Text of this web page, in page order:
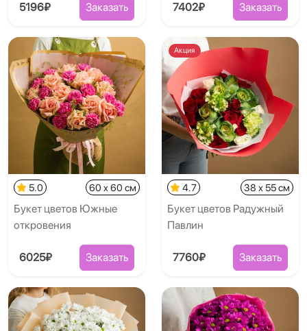
5196₽ Заказать 7402₽ Заказать
5.0 60 x 60 см
Букет цветов Южные
откровения
6025₽ Заказать
Акция
4.7 38 x 55 см
Букет цветов Радужный
Павлин
7760₽ Заказать